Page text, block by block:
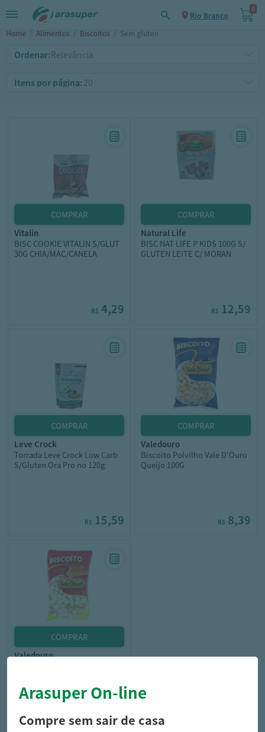
Rio Branco
0
Home / Alimentos / Biscoitos / Sem gluten
Ordenar:
Itens por página:
vitalin
BISC COOKIE VITALIN S/GLUT
30G CHIA/MAC/CANELA
R$ 4,29
natural life
BISC NAT LIFE P KIDS 100G S/
GLUTEN LEITE C/ MORAN
R$ 12,59
leve crock
Torrada Leve Crock Low Carb
S/Gluten Ora Pro no 120g
R$ 15,59
valedouro
Biscoito Polvilho Vale D'Ouro
Queijo 100G
R$ 8,39
valedouro
Arasuper On-line
Compre sem sair de casa